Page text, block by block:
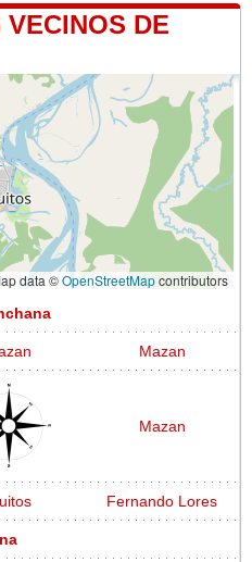
DE
data ©OpenStreetMapcontributors
Mazan
Mazan
Fernando Lores